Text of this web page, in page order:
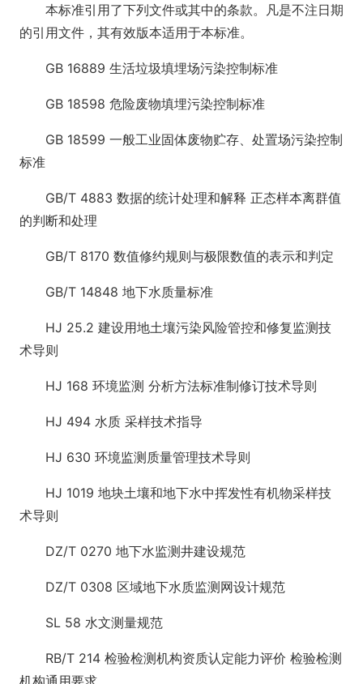
本标准引用了下列文件或其中的条款。凡是不注日期
的引用文件，其有效版本适用于本标准。
GB 16889 生活垃圾填埋场污染控制标准
GB 18598 危险废物填埋污染控制标准
GB 18599 一般工业固体废物贮存、处置场污染控制
标准
GB/T 4883 数据的统计处理和解释 正态样本离群值
的判断和处理
GB/T 8170 数值修约规则与极限数值的表示和判定
GB/T 14848 地下水质量标准
HJ 25.2 建设用地土壤污染风险管控和修复监测技
术导则
HJ 168 环境监测 分析方法标准制修订技术导则
HJ 494 水质 采样技术指导
HJ 630 环境监测质量管理技术导则
HJ 1019 地块土壤和地下水中挥发性有机物采样技
术导则
DZ/T 0270 地下水监测井建设规范
DZ/T 0308 区域地下水质监测网设计规范
SL 58 水文测量规范
RB/T 214 检验检测机构资质认定能力评价 检验检测
机构通用要求